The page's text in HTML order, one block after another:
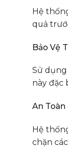
Hệ
quả
Bảo Vệ
Sử
này đặc
An Toàn
Hệ
chặn